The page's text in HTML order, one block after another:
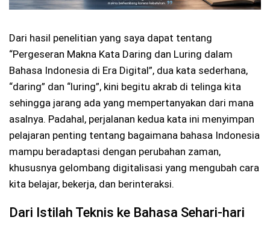
Dari hasil penelitian yang saya dapat tentang
“Pergeseran Makna Kata Daring dan Luring dalam
Bahasa Indonesia di Era Digital”, dua kata sederhana,
“daring” dan “luring”, kini begitu akrab di telinga kita
sehingga jarang ada yang mempertanyakan dari mana
asalnya. Padahal, perjalanan kedua kata ini menyimpan
pelajaran penting tentang bagaimana bahasa Indonesia
mampu beradaptasi dengan perubahan zaman,
khususnya gelombang digitalisasi yang mengubah cara
kita belajar, bekerja, dan berinteraksi.
Dari Istilah Teknis ke Bahasa Sehari-hari